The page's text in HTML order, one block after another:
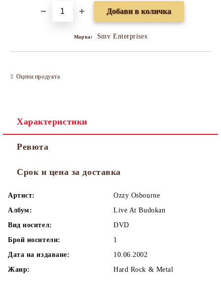
Марка: Smv Enterprises
Оцени продукта
Характеристики
Ревюта
Срок и цена за доставка
Артист:
Ozzy Osbourne
Албум:
Live At Budokan
Вид носител:
DVD
Брой носители:
1
Дата на издаване:
10.06.2002
Жанр:
Hard Rock & Metal